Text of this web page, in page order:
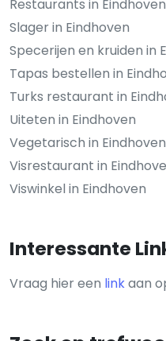
Restaurants in Eindhoven
Slager in Eindhoven
Specerijen en kruiden in
Tapas bestellen in
Turks restaurant in
Uiteten in Eindhoven
Vegetarisch in Eindhoven
Visrestaurant in
Viswinkel in Eindhoven
Interessante
Vraag hier een linkaan